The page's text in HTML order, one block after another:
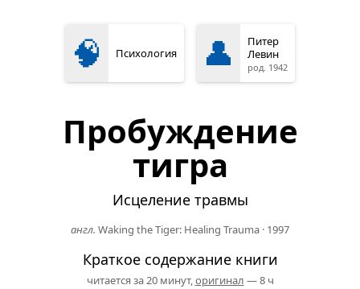
🧠 Психология 👤
Питер
Левин
род. 1942
Пробуждение
тигра
Исцеление травмы
англ. Waking the Tiger: Healing Trauma · 1997
Краткое содержание книги
читается за 20 минут,оригинал — 8 ч